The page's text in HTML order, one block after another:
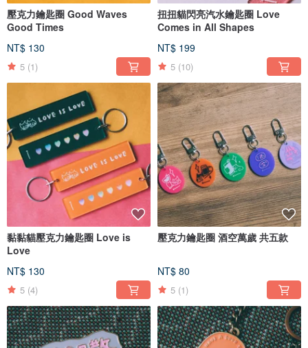
壓克力鑰匙圈 Good Waves
Good Times
NT$ 130
5 (1)
扭扭貓閃亮汽水鑰匙圈 Love
Comes in All Shapes
NT$ 199
5 (10)
黏黏貓壓克力鑰匙圈 Love is
Love
NT$ 130
5 (4)
壓克力鑰匙圈 酒空萬歲 共五款
NT$ 80
5 (1)